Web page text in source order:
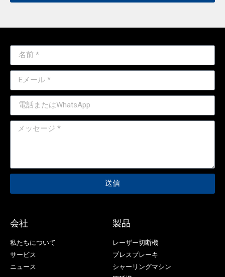
送信
会社
私たちについて
サービス
ニュース
製品
レーザー切断機
プレスブレーキ
シャーリングマシン